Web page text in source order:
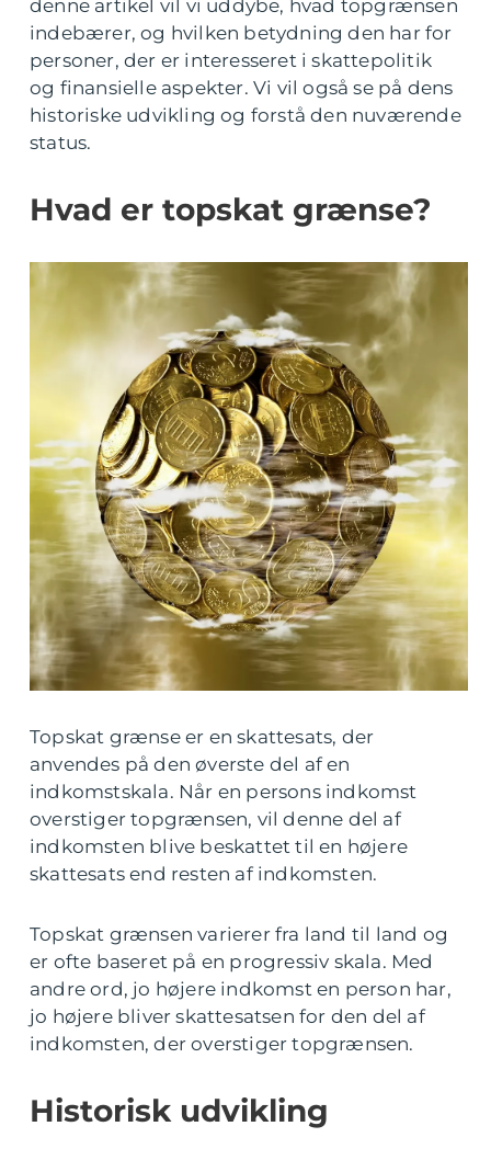
denne artikel vil vi uddybe, hvad topgrænsen
indebærer, og hvilken betydning den har for
personer, der er interesseret i skattepolitik
og finansielle aspekter. Vi vil også se på dens
historiske udvikling og forstå den nuværende
status.
Hvad er topskat grænse?
Topskat grænse er en skattesats, der
anvendes på den øverste del af en
indkomstskala. Når en persons indkomst
overstiger topgrænsen, vil denne del af
indkomsten blive beskattet til en højere
skattesats end resten af indkomsten.
Topskat grænsen varierer fra land til land og
er ofte baseret på en progressiv skala. Med
andre ord, jo højere indkomst en person har,
jo højere bliver skattesatsen for den del af
indkomsten, der overstiger topgrænsen.
Historisk udvikling